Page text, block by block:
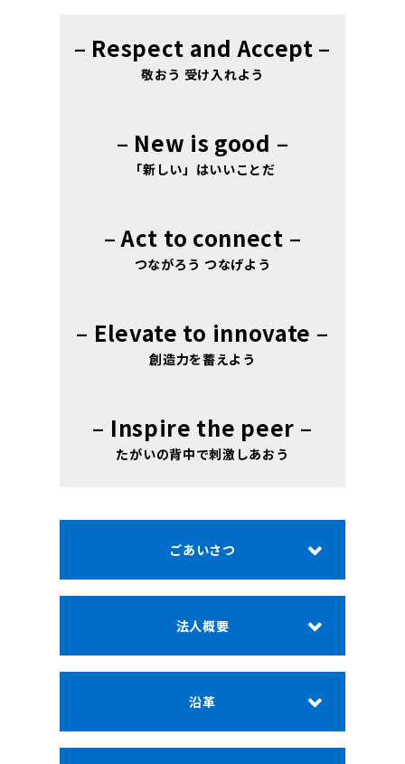
– Respect and Accept –
敬おう 受け入れよう
– New is good –
「新しい」はいいことだ
– Act to connect –
つながろう つなげよう
– Elevate to innovate –
創造力を蓄えよう
– Inspire the peer –
たがいの背中で刺激しあおう
ごあいさつ
法人概要
沿革